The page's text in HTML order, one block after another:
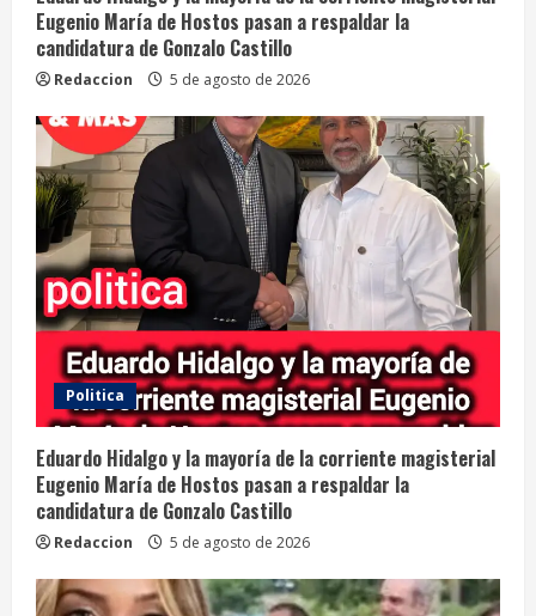
Eugenio María de Hostos pasan a respaldar la
candidatura de Gonzalo Castillo
Redaccion 5 de agosto de 2026
Politica
Eduardo Hidalgo y la mayoría de la corriente magisterial
Eugenio María de Hostos pasan a respaldar la
candidatura de Gonzalo Castillo
Redaccion 5 de agosto de 2026